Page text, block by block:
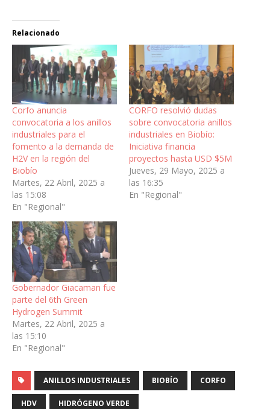
Relacionado
Corfo anuncia
convocatoria a los anillos
industriales para el
fomento a la demanda de
H2V en la región del
Biobío
Martes, 22 Abril, 2025 a
las 15:08
En "Regional"
CORFO resolvió dudas
sobre convocatoria anillos
industriales en Biobío:
Iniciativa financia
proyectos hasta USD $5M
Jueves, 29 Mayo, 2025 a
las 16:35
En "Regional"
Gobernador Giacaman fue
parte del 6th Green
Hydrogen Summit
Martes, 22 Abril, 2025 a
las 15:10
En "Regional"
ANILLOS INDUSTRIALES BIOBÍO CORFO
HDV HIDRÓGENO VERDE